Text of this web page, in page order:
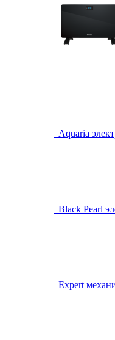
Aquaria
Black Pearl
Expert